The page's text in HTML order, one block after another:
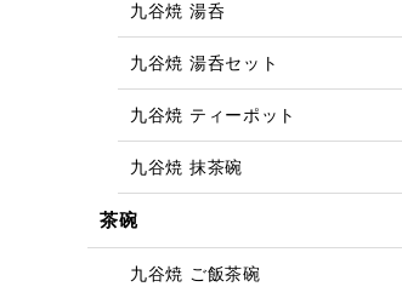
九谷焼 湯呑
九谷焼 湯呑セット
九谷焼 ティーポット
九谷焼 抹茶碗
茶碗
九谷焼 ご飯茶碗